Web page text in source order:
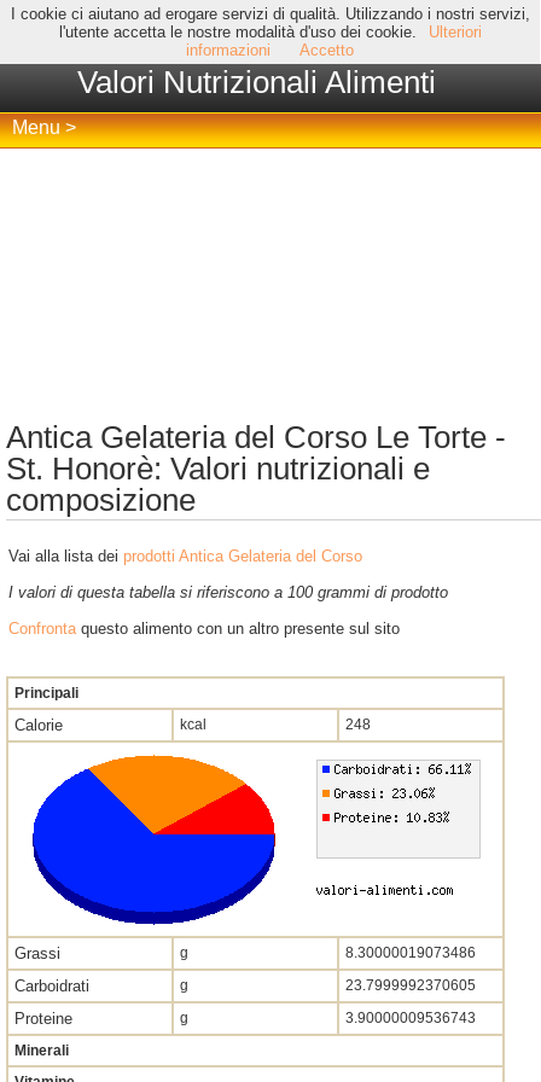
I cookie ci aiutano ad erogare servizi di qualità. Utilizzando i nostri servizi,
l'utente accetta le nostre modalità d'uso dei cookie.
Ulteriori
informazioni
Accetto
Valori Nutrizionali Alimenti
Menu >
Antica Gelateria del Corso Le Torte -
St. Honorè: Valori nutrizionali e
composizione
Vai alla lista dei prodotti Antica Gelateria del Corso
I valori di questa tabella si riferiscono a 100 grammi di prodotto
Confrontaquesto alimento con un altro presente sul sito
Principali
Calorie kcal 248
Grassi g 8.30000019073486
Carboidrati g 23.7999992370605
Proteine g
3.90000009536743
Minerali